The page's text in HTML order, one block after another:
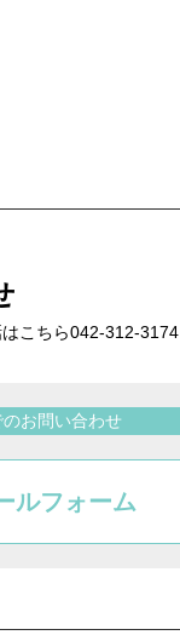
こちら042-312-3174
のお問い合わせ
ルフォーム